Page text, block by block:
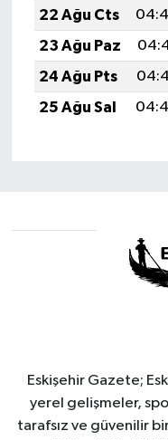
22 Ağu Cts
23 Ağu Paz
24 Ağu Pts
25 Ağu Sal
Eskişehir Gazete;
yerel gelişmeler,
tarafsız ve güvenilir